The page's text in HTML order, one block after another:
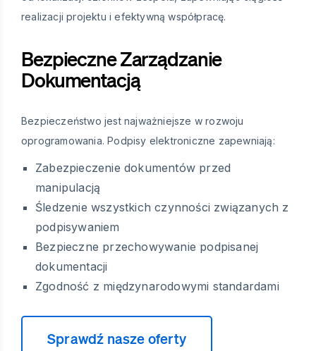
realizacji projektu i efektywną współpracę.
Bezpieczne Zarządzanie
Dokumentacją
Bezpieczeństwo jest najważniejsze w rozwoju
oprogramowania. Podpisy elektroniczne zapewniają:
Zabezpieczenie dokumentów przed
manipulacją
Śledzenie wszystkich czynności związanych z
podpisywaniem
Bezpieczne przechowywanie podpisanej
dokumentacji
Zgodność z międzynarodowymi standardami
Sprawdź nasze oferty